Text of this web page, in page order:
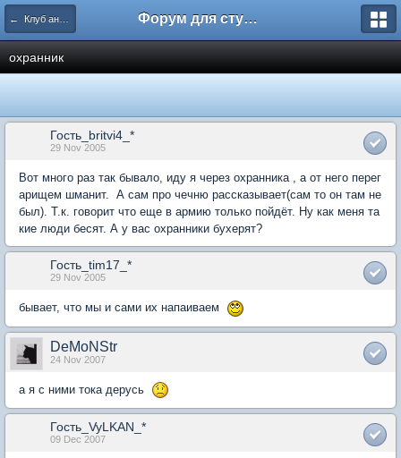
← Клуб анонимных алкоголиков Форум для студента СГА
охранник
Гость_britvi4_*
29 Nov 2005
Вот много раз так бывало, иду я через охранника , а от него перег
арищем шманит. А сам про чечню рассказывает(сам то он там не
был). Т.к. говорит что еще в армию только пойдёт. Ну как меня та
кие люди бесят. А у вас охранники бухерят?
Гость_tim17_*
29 Nov 2005
бывает, что мы и сами их напаиваем
DeMoNStr
24 Nov 2007
а я с ними тока дерусь
Гость_VyLKAN_*
09 Dec 2007